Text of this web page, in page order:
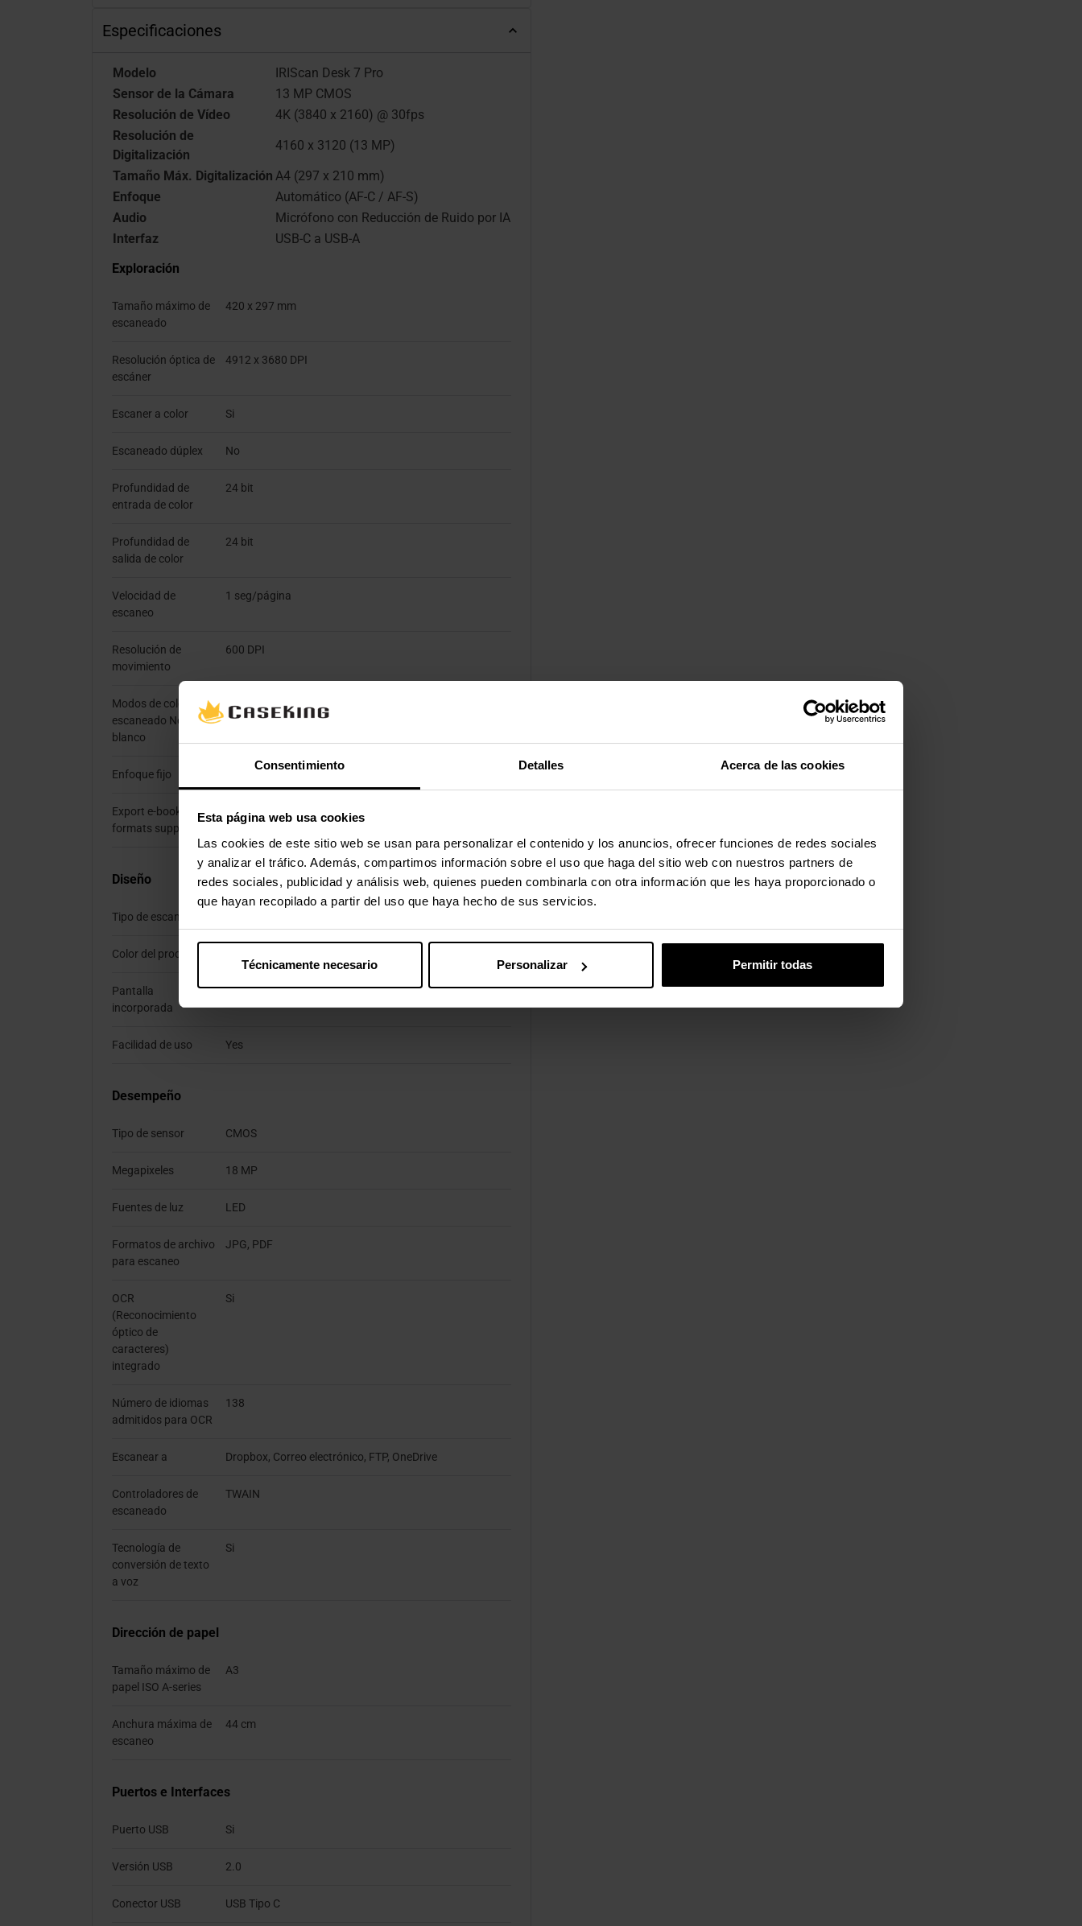
Consentimiento Detalles Acerca de las cookies
Esta página web usa cookies
Las cookies de este sitio web se usan para personalizar el contenido y los anuncios, ofrecer funciones de redes sociales
y analizar el tráfico. Además, compartimos información sobre el uso que haga del sitio web con nuestros partners de
redes sociales, publicidad y análisis web, quienes pueden combinarla con otra información que les haya proporcionado o
que hayan recopilado a partir del uso que haya hecho de sus servicios.
Técnicamente necesario Personalizar Permitir todas
Especificaciones
Modelo
IRIScan Desk 7 Pro
Sensor de la Cámara
13 MP CMOS
Resolución de Vídeo
4K (3840 x 2160) @ 30fps
Resolución de
Digitalización
4160 x 3120 (13 MP)
Tamaño Máx. Digitalización A4 (297 x 210 mm)
Enfoque
Automático (AF-C / AF-S)
Audio
Micrófono con Reducción de Ruido por IA
Interfaz
USB-C a USB-A
Exploración
Tamaño máximo de
escaneado
420 x 297 mm
Resolución óptica de
escáner
4912 x 3680 DPI
Escaner a color Si
Escaneado dúplex No
Profundidad de
entrada de color
24 bit
Profundidad de
salida de color
24 bit
Velocidad de
escaneo
1 seg/página
Resolución de
movimiento
600 DPI
Modos de color de
escaneado Negro /
blanco
Escala de grises, Monocromo
Enfoque fijo
Export e-book
formats supported
ePub
Diseño
Tipo de escaneado
Color del producto
Pantalla
incorporada
No
Facilidad de uso Yes
Desempeño
Tipo de sensor CMOS
Megapixeles 18 MP
Fuentes de luz LED
Formatos de archivo
para escaneo
JPG, PDF
OCR
(Reconocimiento
óptico de
caracteres)
integrado
Si
Número de idiomas
admitidos para OCR
138
Escanear a Dropbox, Correo electrónico, FTP, OneDrive
Controladores de
escaneado
TWAIN
Tecnología de
conversión de texto
a voz
Si
Dirección de papel
Tamaño máximo de
papel ISO A-series
A3
Anchura máxima de
escaneo
44 cm
Puertos e Interfaces
Puerto USB Si
Versión USB 2.0
Conector USB USB Tipo C